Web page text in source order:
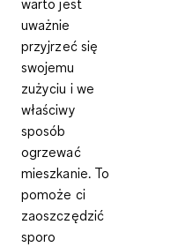
uważnie
przyjrzeć się
swojemu
zużyciu i we
właściwy
sposób
ogrzewać
mieszkanie. To
pomoże ci
zaoszczędzić
sporo